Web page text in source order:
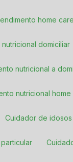
home
nutricional domiciliar
nutricional a
nutricional
Cuidador de
particular